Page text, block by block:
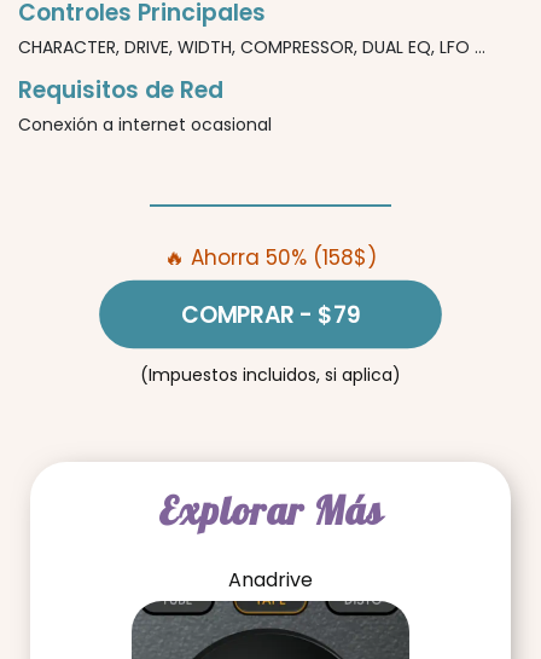
Controles Principales
CHARACTER, DRIVE, WIDTH, COMPRESSOR, DUAL EQ, LFO ...
Requisitos de Red
Conexión a internet ocasional
🔥 Ahorra 50% (158$)
COMPRAR - $79
(Impuestos incluidos, si aplica)
Explorar Más
Anadrive